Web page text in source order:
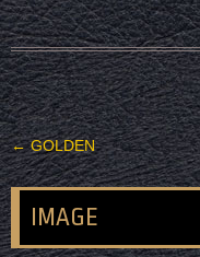
投稿ナビゲーション
←GOLDEN
IMAGE